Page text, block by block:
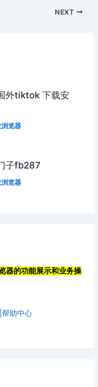
NEXT
外tiktok 下载安
览器
子fb287
览器
器的功能展示和业务操
助中心